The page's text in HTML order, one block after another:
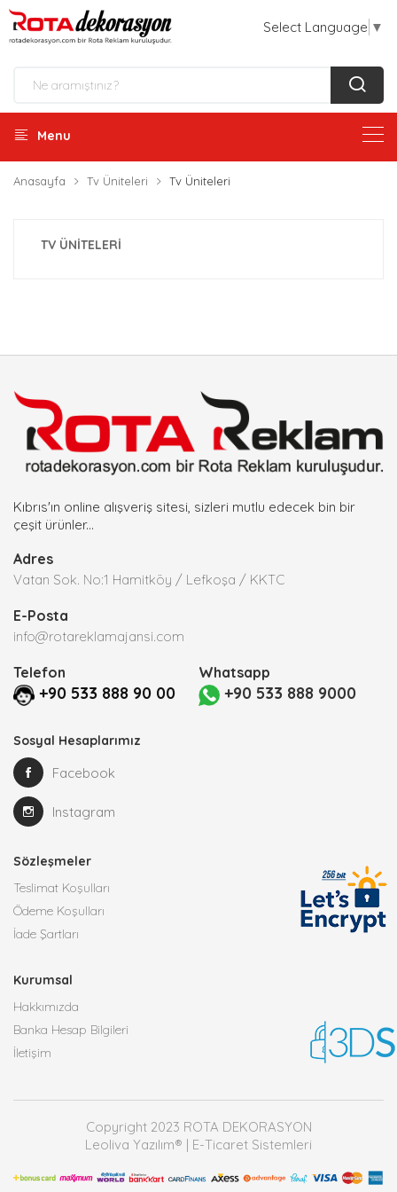
Select Language ▼
Menu
Anasayfa Tv Üniteleri Tv Üniteleri
TV ÜNITELERI
Kıbrıs'ın online alışveriş sitesi, sizleri mutlu edecek bin bir
çeşit ürünler...
Adres
Vatan Sok. No:1 Hamitköy / Lefkoşa / KKTC
E-Posta
info@rotareklamajansi.com
Telefon
+90 533 888 90 00
Whatsapp
+90 533 888 9000
Sosyal Hesaplarımız
Facebook
Instagram
Sözleşmeler
Teslimat Koşulları
Ödeme Koşulları
İade Şartları
Kurumsal
Hakkımızda
Banka Hesap Bilgileri
İletişim
Copyright 2023 ROTA DEKORASYON
Leoliva Yazılım® | E-Ticaret Sistemleri